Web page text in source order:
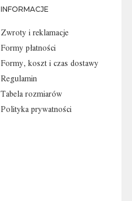
INFORMACJE
Zwroty i reklamacje
Formy płatności
Formy, koszt i czas dostawy
Regulamin
Tabela rozmiarów
Polityka prywatności